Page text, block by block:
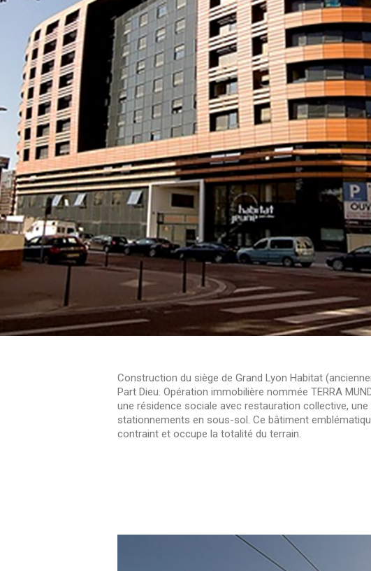
Construction du siège de Grand Lyon Habitat
Part Dieu. Opération immobilière nommée TERRA
une résidence sociale avec restauration collective,
stationnements en sous-sol. Ce bâtiment
contraint et occupe la totalité du terrain.